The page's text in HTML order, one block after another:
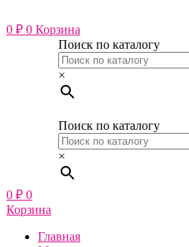
к
содержимому
0 ₽ 0 Корзина
Поиск по каталогу
×
Поиск по каталогу
×
0 ₽ 0
Корзина
Главная